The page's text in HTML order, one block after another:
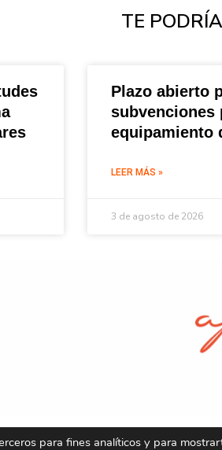
TE
Plazo abierto
subvenciones
equipamiento
LEER MÁS »
3 de agosto de 2026
Aviso legal
para fines analíticos y para